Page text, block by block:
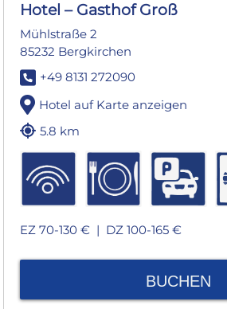
Hotel – Gasthof Groß
Mühlstraße 2
85232 Bergkirchen
+49 8131 272090
Hotel auf Karte anzeigen
5.8 km
EZ 70-130 € | DZ 100-165 €
BUCHEN